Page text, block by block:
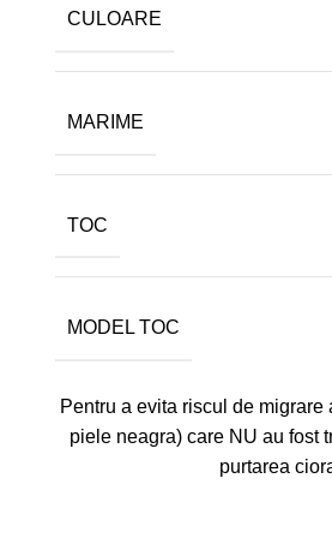
CULOARE
MARIME
TOC
MODEL TOC
Pentru a evita riscul de
piele neagra) care NU au fost
purtarea